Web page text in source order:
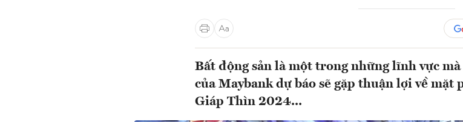
Bất động sản là một trong những lĩnh vực
của Maybank dự báo sẽ gặp thuận lợi về mặt
Giáp Thìn 2024...